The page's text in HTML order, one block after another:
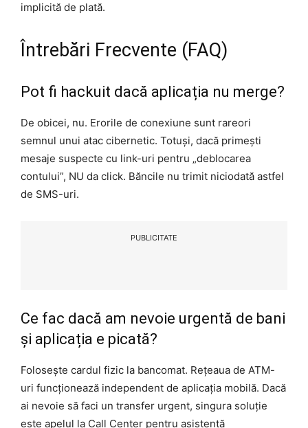
implicită de plată.
Întrebări Frecvente (FAQ)
Pot fi hackuit dacă aplicația nu merge?
De obicei, nu. Erorile de conexiune sunt rareori
semnul unui atac cibernetic. Totuși, dacă primești
mesaje suspecte cu link-uri pentru „deblocarea
contului”, NU da click. Băncile nu trimit niciodată astfel
de SMS-uri.
PUBLICITATE
Ce fac dacă am nevoie urgentă de bani
și aplicația e picată?
Folosește cardul fizic la bancomat. Rețeaua de ATM-
uri funcționează independent de aplicația mobilă. Dacă
ai nevoie să faci un transfer urgent, singura soluție
este apelul la Call Center pentru asistență